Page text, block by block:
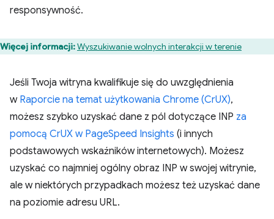
responsywność.
Więcej informacji:Wyszukiwanie wolnych interakcji w terenie
Jeśli Twoja witryna kwalifikuje się do uwzględnienia
w Raporcie na temat użytkowania Chrome (CrUX),
możesz szybko uzyskać dane z pól dotyczące INP za
pomocą CrUX w PageSpeed Insights (i innych
podstawowych wskaźników internetowych). Możesz
uzyskać co najmniej ogólny obraz INP w swojej witrynie,
ale w niektórych przypadkach możesz też uzyskać dane
na poziomie adresu URL.